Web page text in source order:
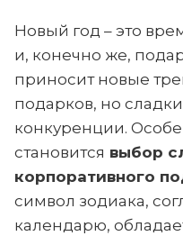
Новый год – это
и, конечно же,
приносит новые
подарков, но
конкуренции.
становится выбор
корпоративного
символ зодиака,
календарю,